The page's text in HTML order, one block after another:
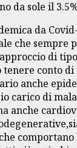
da sole il
da
che sempre
di
conto
anche
carico di
anche
comportano